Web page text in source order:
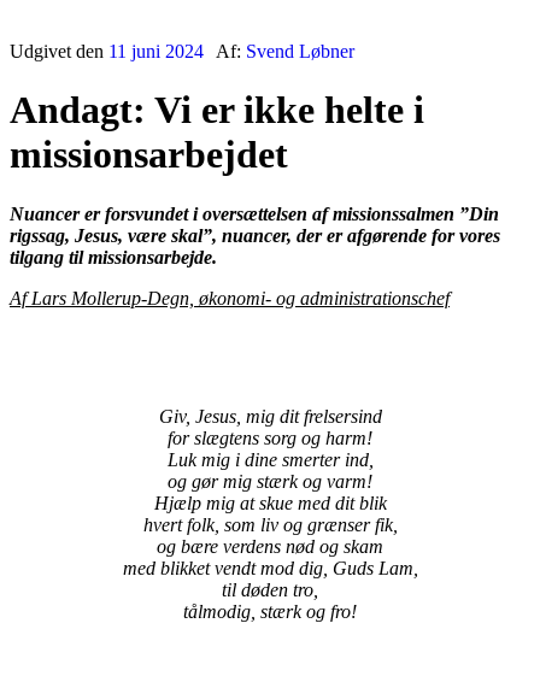
Udgivet den 11 juni 2024 Af: Svend Løbner
Andagt: Vi er ikke helte i
missionsarbejdet
Nuancer er forsvundet i oversættelsen af missionssalmen ”Din
rigssag, Jesus, være skal”, nuancer, der er afgørende for vores
tilgang til missionsarbejde.
Af Lars Mollerup-Degn, økonomi- og administrationschef
Giv, Jesus, mig dit frelsersind
for slægtens sorg og harm!
Luk mig i dine smerter ind,
og gør mig stærk og varm!
Hjælp mig at skue med dit blik
hvert folk, som liv og grænser fik,
og bære verdens nød og skam
med blikket vendt mod dig, Guds Lam,
til døden tro,
tålmodig, stærk og fro!